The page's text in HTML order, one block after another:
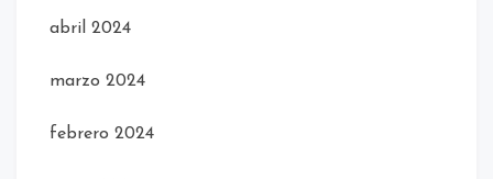
abril 2024
marzo 2024
febrero 2024